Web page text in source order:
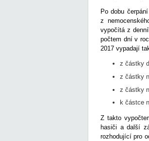
Po dobu
z
vypočítá z
počtem dní v
2017 vypadají
z částky
z částky
z částky
k částce
Z takto
hasiči a další
rozhodující pro